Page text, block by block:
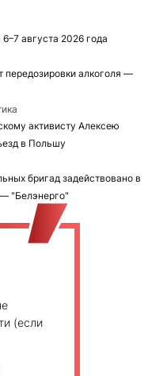
августа 2026 года
передозировки алкоголя —
активисту Алексею
в Польшу
бригад задействовано в
"Белэнерго"
(если